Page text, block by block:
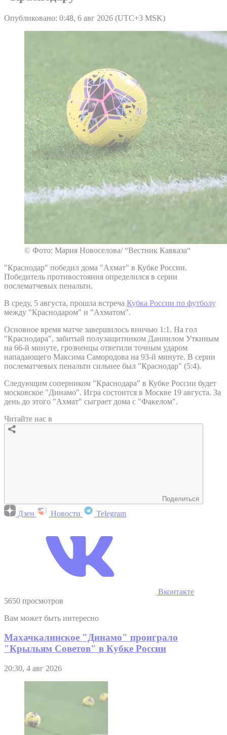
Опубликовано: 0:48, 6 авг 2026 (UTC+3 MSK)
© Фото: Мария Новоселова/ “Вестник Кавказа“
"Краснодар" победил дома "Ахмат" в Кубке России.
Победитель противостояния определился в серии
послематчевых пенальти.
В среду, 5 августа, прошла встреча Кубка России по футболу
между "Краснодаром" и "Ахматом".
Основное время матче завершилось вничью 1:1. На гол
"Краснодара", забитый полузащитником Даниилом Уткиным
на 66-й минуте, грозненцы ответили точным ударом
нападающего Максима Самородова на 93-й минуте. В серии
послематчевых пенальти сильнее был "Краснодар" (5:4).
Следующим соперником "Краснодара" в Кубке России будет
московское "Динамо". Игра состоится в Москве 19 августа. За
день до этого "Ахмат" сыграет дома с "Факелом".
Читайте нас в
Поделиться
Дзен Новости Telegram
Вконтакте
5650 просмотров
Вам может быть интересно
Махачкалинское "Динамо" проиграло
"Крыльям Советов" в Кубке России
20:30, 4 авг 2026